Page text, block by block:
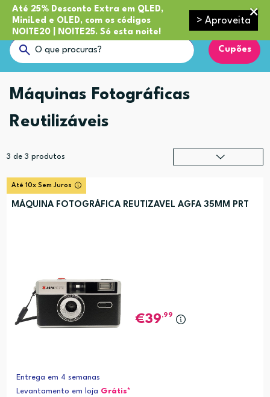
Até 25% Desconto Extra em QLED,
MiniLed e OLED, com os códigos
NOITE20 | NOITE25. Só esta noite!
> Aproveita
Cupões
Máquinas Fotográficas
Reutilizáveis
3 de 3 produtos
Até 10x Sem Juros
MÁQUINA FOTOGRÁFICA REUTIZAVEL AGFA 35MM PRT
39,99
Entrega em 4 semanas
Levantamento em loja Grátis*